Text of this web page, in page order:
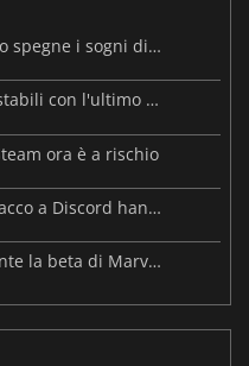
Steam Frame: il prezzo trapelato spegne i sogni di un VR economico
Palworld: Sunreach e boss più stabili con l'ultimo update
ora è a rischio
Le mappe dei malware e un attacco a Discord hanno colpito Meccha Chameleon
PlayStation Network in tilt durante la beta di Marvel Tōkon